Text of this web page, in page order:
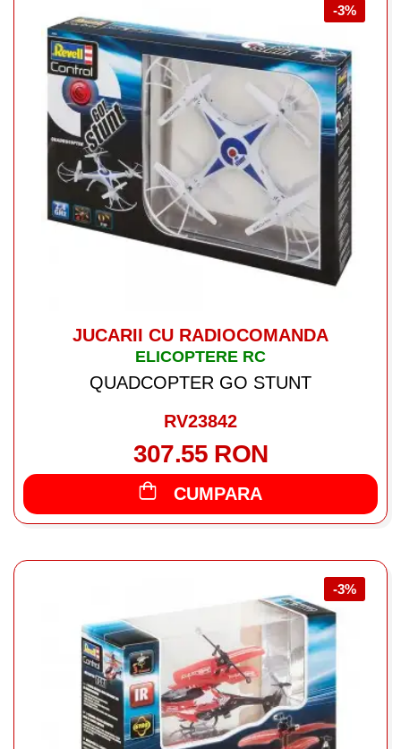
-3%
JUCARII CU RADIOCOMANDA
ELICOPTERE RC
QUADCOPTER GO STUNT
RV23842
307.55 RON
CUMPARA
-3%